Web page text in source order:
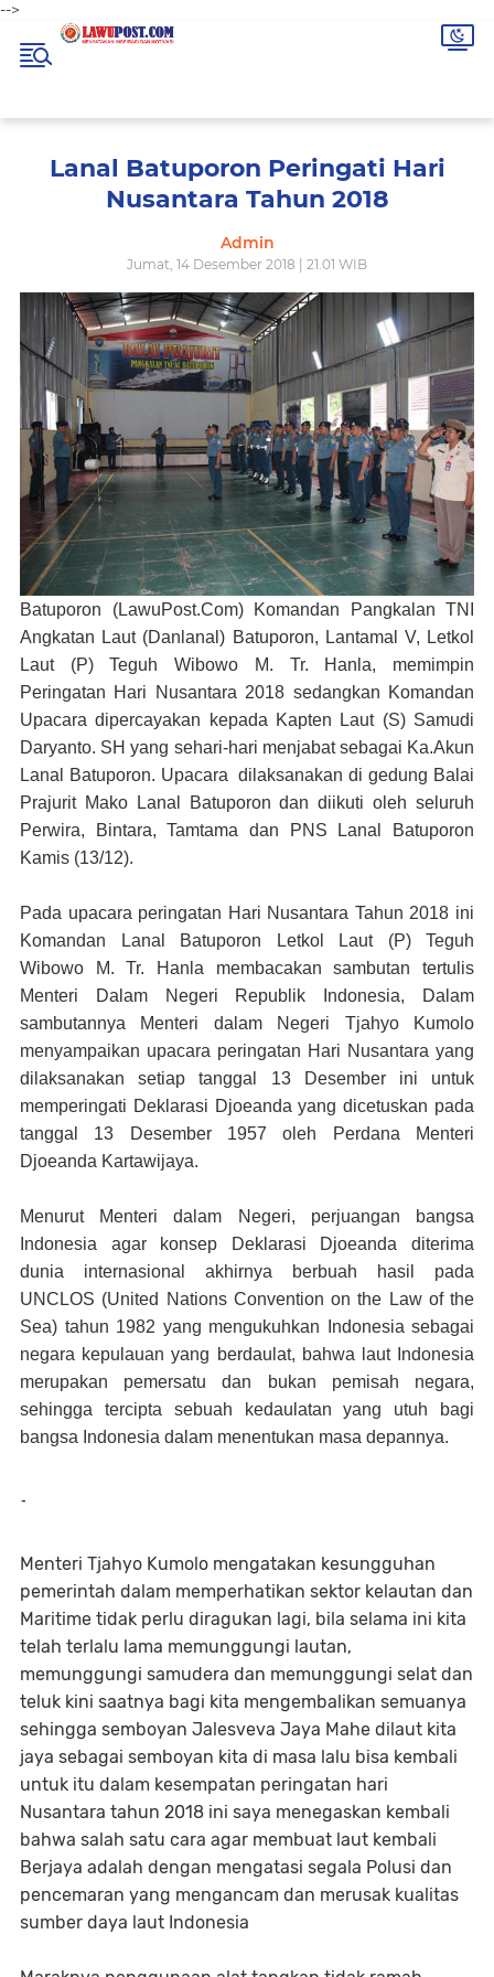
-->
Lanal Batuporon Peringati Hari
Nusantara Tahun 2018
Admin
Jumat, 14 Desember 2018 | 21.01 WIB
Batuporon (LawuPost.Com)Komandan Pangkalan TNI
Angkatan Laut (Danlanal) Batuporon, Lantamal V, Letkol
Laut (P) Teguh Wibowo M. Tr. Hanla, memimpin
Peringatan Hari Nusantara 2018 sedangkan Komandan
Upacara dipercayakan kepada Kapten Laut (S) Samudi
Daryanto. SH yang sehari-hari menjabat sebagai Ka.Akun
Lanal Batuporon. Upacara dilaksanakan di gedung Balai
Prajurit Mako Lanal Batuporon dan diikuti oleh seluruh
Perwira, Bintara, Tamtama dan PNS Lanal Batuporon
Kamis (13/12).
Pada upacara peringatan Hari Nusantara Tahun 2018 ini
Komandan Lanal Batuporon Letkol Laut (P) Teguh
Wibowo M. Tr. Hanla membacakan sambutan tertulis
Menteri Dalam Negeri Republik Indonesia, Dalam
sambutannya Menteri dalam Negeri Tjahyo Kumolo
menyampaikan upacara peringatan Hari Nusantara yang
dilaksanakan setiap tanggal 13 Desember ini untuk
memperingati Deklarasi Djoeanda yang dicetuskan pada
tanggal 13 Desember 1957 oleh Perdana Menteri
Djoeanda Kartawijaya.
Menurut Menteri dalam Negeri, perjuangan bangsa
Indonesia agar konsep Deklarasi Djoeanda diterima
dunia internasional akhirnya berbuah hasil pada
UNCLOS (United Nations Convention on the Law of the
Sea) tahun 1982 yang mengukuhkan Indonesia sebagai
negara kepulauan yang berdaulat, bahwa laut Indonesia
merupakan pemersatu dan bukan pemisah negara,
sehingga tercipta sebuah kedaulatan yang utuh bagi
bangsa Indonesia dalam menentukan masa depannya.
-
Menteri Tjahyo Kumolo mengatakan kesungguhan
pemerintah dalam memperhatikan sektor kelautan dan
Maritime tidak perlu diragukan lagi, bila selama ini kita
telah terlalu lama memunggungi lautan,
memunggungi samudera dan memunggungi selat dan
teluk kini saatnya bagi kita mengembalikan semuanya
sehingga semboyan Jalesveva Jaya Mahe dilaut kita
jaya sebagai semboyan kita di masa lalu bisa kembali
untuk itu dalam kesempatan peringatan hari
Nusantara tahun 2018 ini saya menegaskan kembali
bahwa salah satu cara agar membuat laut kembali
Berjaya adalah dengan mengatasi segala Polusi dan
pencemaran yang mengancam dan merusak kualitas
sumber daya laut Indonesia